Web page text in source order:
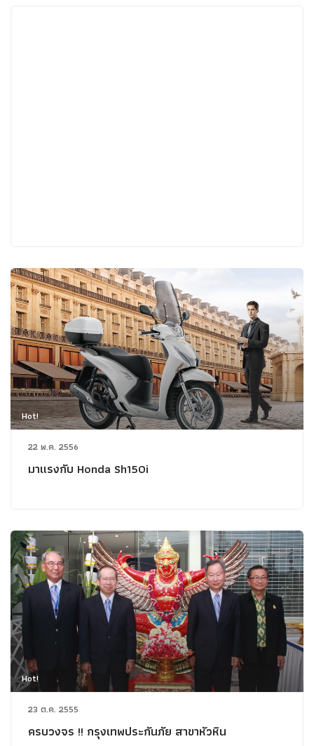
Hot!
22 พ.ค. 2556
มาแรงกับ Honda Sh150i
Hot!
23 ต.ค. 2555
ครบวงจร !! กรุงเทพประกันภัย สาขาหัวหิน